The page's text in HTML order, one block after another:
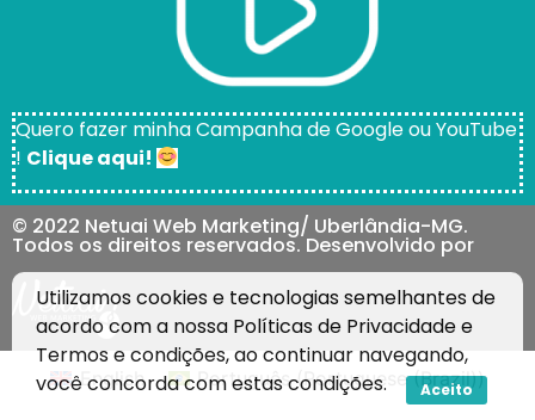
Quero fazer minha Campanha de Google ou YouTube
! Clique aqui!
© 2022 Netuai Web Marketing/ Uberlândia-MG.
Todos os direitos reservados. Desenvolvido por
Utilizamos cookies e tecnologias semelhantes de
acordo com a nossa Políticas de Privacidadee
Termos e condições, ao continuar navegando,
você concorda com estas condições.
Aceito
English Português(Portuguese (Brazil))